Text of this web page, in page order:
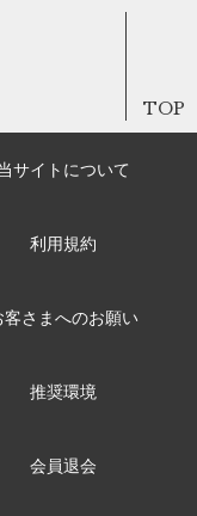
TOP
サイトについて
利用規約
客さまへのお願い
推奨環境
会員退会